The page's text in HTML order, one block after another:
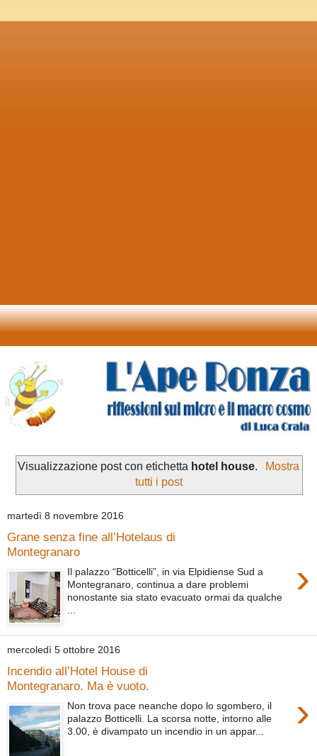
Visualizzazione post con etichetta hotel house.
Mostra
tutti i post
martedì 8 novembre 2016
Grane senza fine all’Hotelaus di
Montegranaro
›
Il palazzo “Botticelli”, in via Elpidiense Sud a
Montegranaro, continua a dare problemi
nonostante sia stato evacuato ormai da qualche
mercoledì 5 ottobre 2016
Incendio all’Hotel House di
Montegranaro. Ma è vuoto.
›
Non trova pace neanche dopo lo sgombero, il
palazzo Botticelli. La scorsa notte, intorno alle
3.00, è divampato un incendio in un appar...